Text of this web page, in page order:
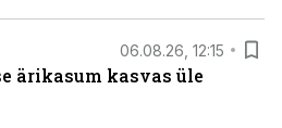
06.08.26, 12:15
ärikasum kasvas üle